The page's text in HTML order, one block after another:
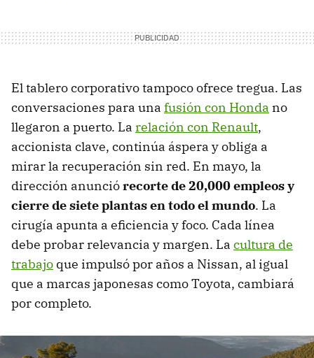
El tablero corporativo tampoco ofrece tregua. Las
conversaciones para una fusión con Honda no
llegaron a puerto. La relación con Renault,
accionista clave, continúa áspera y obliga a
mirar la recuperación sin red. En mayo, la
dirección anunciórecorte de 20,000 empleos y
cierre de siete plantas en todo el mundo. La
cirugía apunta a eficiencia y foco. Cada línea
debe probar relevancia y margen. La cultura de
trabajo que impulsó por años a Nissan, al igual
que a marcas japonesas como Toyota, cambiará
por completo.